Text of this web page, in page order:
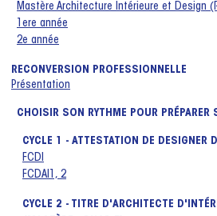
Mastère Architecture Intérieure et Design
1ere année
2e année
RECONVERSION PROFESSIONNELLE
Présentation
CHOISIR SON RYTHME POUR PRÉPARER
CYCLE 1 - ATTESTATION DE DESIGNER
FCDI
FCDAI1, 2
CYCLE 2 - TITRE D'ARCHITECTE